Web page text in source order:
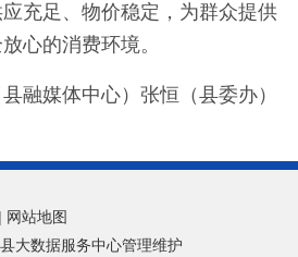
充足、物价稳定，为群众提供
心的消费环境。
融媒体中心）张恒（县委办）
| 网站地图
大数据服务中心管理维护